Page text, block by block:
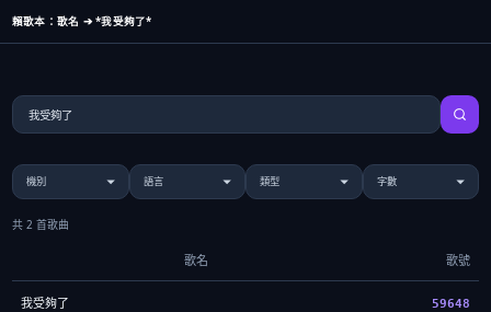
賴歌本：歌名 ➔ *我受夠了*
共 2 首歌曲
歌名 歌號
我受夠了 59648